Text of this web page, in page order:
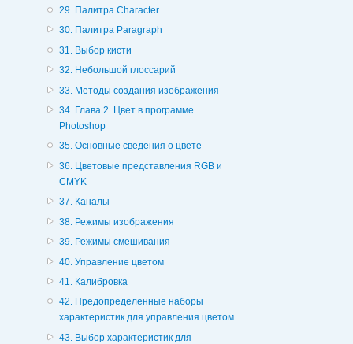
29. Палитра Character
30. Палитра Paragraph
31. Выбор кисти
32. Небольшой глоссарий
33. Методы создания изображения
34. Глава 2. Цвет в программе
Photoshop
35. Основные сведения о цвете
36. Цветовые представления RGB и
CMYK
37. Каналы
38. Режимы изображения
39. Режимы смешивания
40. Управление цветом
41. Калибровка
42. Предопределенные наборы
характеристик для управления цветом
43. Выбор характеристик для